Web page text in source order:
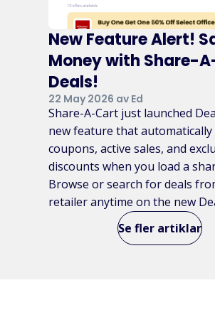
New Feature Alert!
Money with Share-
Deals!
22 May 2026 av Ed
Share-A-Cart just launched
new feature that automatically
coupons, active sales, and
discounts when you load a
Browse or search for deals
retailer anytime on the new
Se fler artiklar